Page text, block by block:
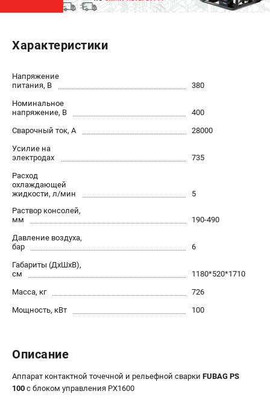
Генераторы бензиновые
Генераторы инверторные
Генераторы сварочные
Как выбрать мотопомпу?
Как выбрать бензопилу?
Как выбрать компрессор?
Как выбрать сварочный аппарат?
СВАРОЧНЫЕ АППАРАТЫ
Аппараты контактной сварки
Сварочные аппараты TIG
Сварочные материалы
Информация размещённая на сайте не является публичной
офертой.
Характеристики
Напряжение
питания, В
380
Номинальное
напряжение, В
400
Сварочный ток, А
28000
Усилие на
электродах
735
Расход
охлаждающей
жидкости, л/мин
5
Раствор консолей,
мм
190-490
Давление воздуха,
бар
6
Габариты (ДхШхВ),
см
1180*520*1710
Масса, кг
726
Мощность, кВт
100
Описание
Аппарат контактной точечной и рельефной сварки FUBAG PS
100 с блоком управления PX1600